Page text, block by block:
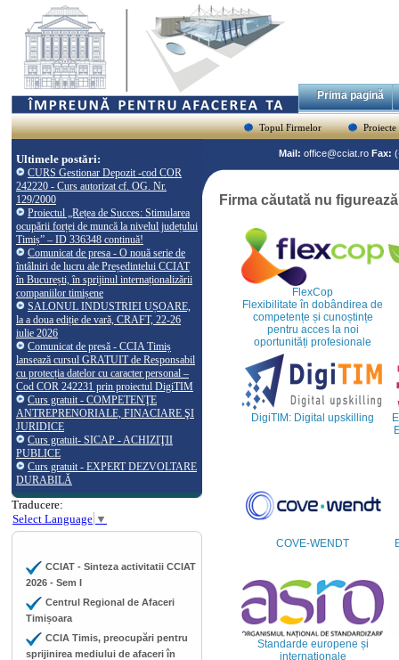
Prima pagină
Topul Firmelor Proiecte
Ultimele postări:
CURS Gestionar Depozit -cod COR
242220 - Curs autorizat cf. OG. Nr.
129/2000
Proiectul „Rețea de Succes: Stimularea
ocupării forței de muncă la nivelul județului
Timiș” – ID 336348 continuă!
Comunicat de presa - O nouă serie de
întâlniri de lucru ale Președintelui CCIAT
în București, în sprijinul internaționalizării
companiilor timișene
SALONUL INDUSTRIEI UȘOARE,
la a doua ediție de vară, CRAFT, 22-26
iulie 2026
Comunicat de presă - CCIA Timiș
lansează cursul GRATUIT de Responsabil
cu protecția datelor cu caracter personal –
Cod COR 242231 prin proiectul DigiTIM
Curs gratuit - COMPETENŢE
ANTREPRENORIALE, FINACIARE ŞI
JURIDICE
Curs gratuit- SICAP - ACHIZIŢII
PUBLICE
Curs gratuit - EXPERT DEZVOLTARE
DURABILĂ
Traducere:
Select Language ▼
CCIAT - Sinteza activitatii CCIAT
2026 - Sem I
Centrul Regional de Afaceri
Timișoara
CCIA Timis, preocupări pentru
sprijinirea mediului de afaceri în
Mail: office@cciat.ro Fax:
Firma căutată nu
FlexCop
Flexibilitate în dobândirea de
competențe și cunoștințe
pentru acces la noi
oportunități profesionale
DigiTIM: Digital upskilling
COVE-WENDT
Standarde europene și
internaționale